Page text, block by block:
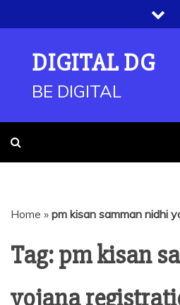
to
DIGITAL DG
BE DIGITAL
Home » pm kisan samman nidhi
Tag:pm kisan
yojana